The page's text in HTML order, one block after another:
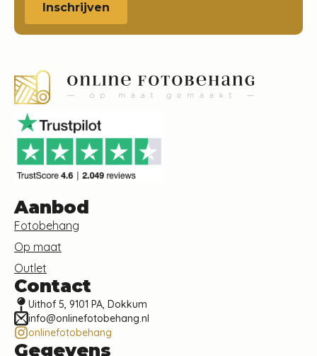
Inschrijven
Aanbod
Fotobehang
Op maat
Outlet
Contact
Uithof 5, 9101 PA, Dokkum
info@onlinefotobehang.nl
onlinefotobehang
Gegevens